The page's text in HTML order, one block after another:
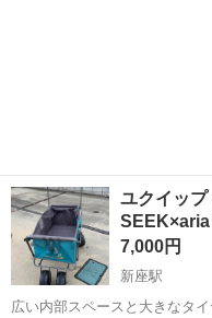
ユクイッ
7,000円
新座駅
広い内部スペースと大きなタ